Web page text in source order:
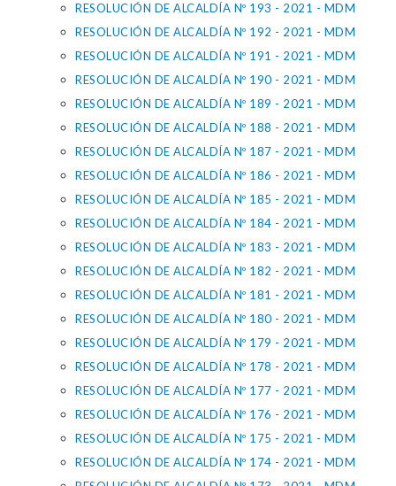
RESOLUCIÓN DE ALCALDÍA Nº 193 - 2021 - MDM
RESOLUCIÓN DE ALCALDÍA Nº 192 - 2021 - MDM
RESOLUCIÓN DE ALCALDÍA Nº 191 - 2021 - MDM
RESOLUCIÓN DE ALCALDÍA Nº 190 - 2021 - MDM
RESOLUCIÓN DE ALCALDÍA Nº 189 - 2021 - MDM
RESOLUCIÓN DE ALCALDÍA Nº 188 - 2021 - MDM
RESOLUCIÓN DE ALCALDÍA Nº 187 - 2021 - MDM
RESOLUCIÓN DE ALCALDÍA Nº 186 - 2021 - MDM
RESOLUCIÓN DE ALCALDÍA Nº 185 - 2021 - MDM
RESOLUCIÓN DE ALCALDÍA Nº 184 - 2021 - MDM
RESOLUCIÓN DE ALCALDÍA Nº 183 - 2021 - MDM
RESOLUCIÓN DE ALCALDÍA Nº 182 - 2021 - MDM
RESOLUCIÓN DE ALCALDÍA Nº 181 - 2021 - MDM
RESOLUCIÓN DE ALCALDÍA Nº 180 - 2021 - MDM
RESOLUCIÓN DE ALCALDÍA Nº 179 - 2021 - MDM
RESOLUCIÓN DE ALCALDÍA Nº 178 - 2021 - MDM
RESOLUCIÓN DE ALCALDÍA Nº 177 - 2021 - MDM
RESOLUCIÓN DE ALCALDÍA Nº 176 - 2021 - MDM
RESOLUCIÓN DE ALCALDÍA Nº 175 - 2021 - MDM
RESOLUCIÓN DE ALCALDÍA Nº 174 - 2021 - MDM